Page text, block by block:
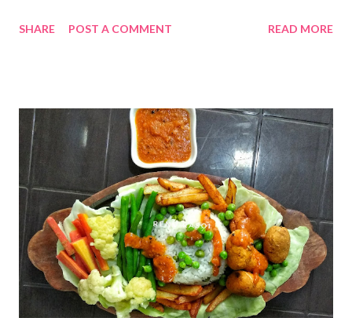
Cup...150 ml For Stuffing *Boiled & mashed Potatoes...3 Cups
wheat Flour...2 Cups *Salt...1/4 tsp *Oil...for dough...8 tsp
*Wheat flour for dusting...& 2 tsp Oil before rolling. *Homemade
Ghee for roasting...1/2 Cup Method... For Dough... *Mix Wheat
flour, Salt & Oil properly, make a tight dough using minimum
water. Water use depends on quality of wheat flour. Here I have
used 1 Cup water. Let the Dough rest atleast for 30 minutes.
While rolling out Paratha...
SHARE POST A COMMENT READ MORE